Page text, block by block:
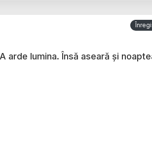
arde lumina. Însă aseară și